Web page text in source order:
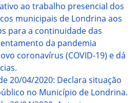
ao trabalho presencial dos
municipais de Londrina aos
para a continuidade das
da pandemia
coronavírus (COVID-19) e dá
20/04/2020: Declara situação
no Município de Londrina.